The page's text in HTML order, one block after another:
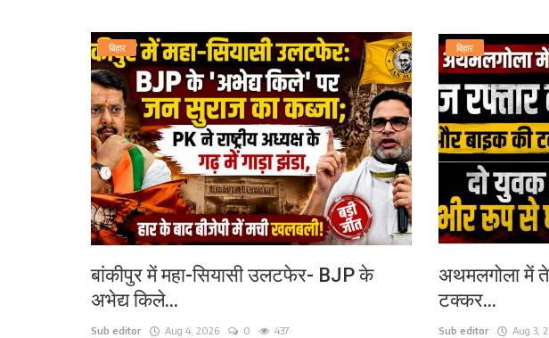
बिहार
बांकीपुर में महा-सियासी उलटफेर- BJP के
अभेद्य किले...
Sub editor Aug 4, 2026 0 437
बिहार
अथमलगोला में
टक्कर...
Sub editor Aug 3,